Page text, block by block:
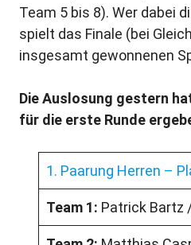
Team 5 bis 8). Wer dabei
spielt das Finale (bei
insgesamt gewonnenen
Die Auslosung gestern
für die erste Runde
1. Paarung Herren –
Team 1: Patrick Bartz